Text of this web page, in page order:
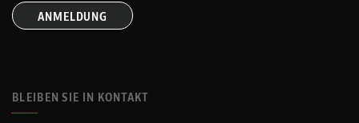
ANMELDUNG
BLEIBEN SIE IN KONTAKT